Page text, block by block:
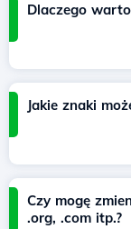
Dlaczego
Jakie znaki
Czy mogę
.org, .com itp.?